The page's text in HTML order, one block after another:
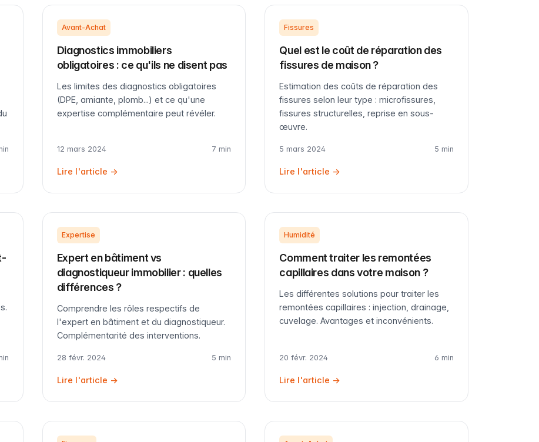
Avant-Achat
Diagnostics immobiliers
obligatoires : ce qu'ils ne disent pas
Les limites des diagnostics obligatoires
(DPE, amiante, plomb...) et ce qu'une
expertise complémentaire peut révéler.
12 mars 2024 7 min
Lire l'article →
Fissures
Quel est le coût de réparation des
fissures de maison ?
Estimation des coûts de réparation des
fissures selon leur type : microfissures,
fissures structurelles, reprise en sous-
œuvre.
5 mars 2024 5 min
Lire l'article →
Expertise
Expert en bâtiment vs
diagnostiqueur immobilier : quelles
différences ?
Comprendre les rôles respectifs de
l'expert en bâtiment et du diagnostiqueur.
Complémentarité des interventions.
28 févr. 2024 5 min
Lire l'article →
Humidité
Comment traiter les remontées
capillaires dans votre maison ?
Les différentes solutions pour traiter les
remontées capillaires : injection, drainage,
cuvelage. Avantages et inconvénients.
20 févr. 2024 6 min
Lire l'article →